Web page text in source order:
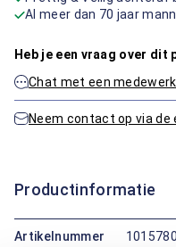
Al meer dan 70 jaar
Heb je een vraag over dit
Chat met een
Neem contact op via de
Productinformatie
Artikelnummer